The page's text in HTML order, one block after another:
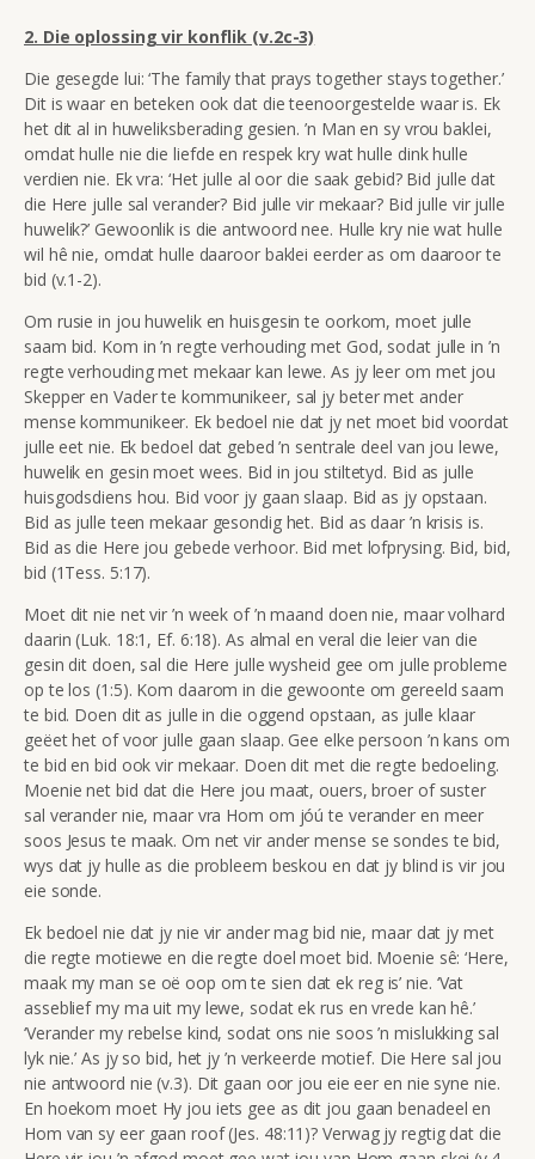
2. Die oplossing vir konflik (v.2c-3)
Die gesegde lui: ‘The family that prays together stays together.’
Dit is waar en beteken ook dat die teenoorgestelde waar is. Ek
het dit al in huweliksberading gesien. ’n Man en sy vrou baklei,
omdat hulle nie die liefde en respek kry wat hulle dink hulle
verdien nie. Ek vra: ‘Het julle al oor die saak gebid? Bid julle dat
die Here julle sal verander? Bid julle vir mekaar? Bid julle vir julle
huwelik?’ Gewoonlik is die antwoord nee. Hulle kry nie wat hulle
wil hê nie, omdat hulle daaroor baklei eerder as om daaroor te
bid (v.1-2).
Om rusie in jou huwelik en huisgesin te oorkom, moet julle
saam bid. Kom in ’n regte verhouding met God, sodat julle in ’n
regte verhouding met mekaar kan lewe. As jy leer om met jou
Skepper en Vader te kommunikeer, sal jy beter met ander
mense kommunikeer. Ek bedoel nie dat jy net moet bid voordat
julle eet nie. Ek bedoel dat gebed ’n sentrale deel van jou lewe,
huwelik en gesin moet wees. Bid in jou stiltetyd. Bid as julle
huisgodsdiens hou. Bid voor jy gaan slaap. Bid as jy opstaan.
Bid as julle teen mekaar gesondig het. Bid as daar ’n krisis is.
Bid as die Here jou gebede verhoor. Bid met lofprysing. Bid, bid,
bid (1Tess. 5:17).
Moet dit nie net vir ’n week of ’n maand doen nie, maar volhard
daarin (Luk. 18:1, Ef. 6:18). As almal en veral die leier van die
gesin dit doen, sal die Here julle wysheid gee om julle probleme
op te los (1:5). Kom daarom in die gewoonte om gereeld saam
te bid. Doen dit as julle in die oggend opstaan, as julle klaar
geëet het of voor julle gaan slaap. Gee elke persoon ’n kans om
te bid en bid ook vir mekaar. Doen dit met die regte bedoeling.
Moenie net bid dat die Here jou maat, ouers, broer of suster
sal verander nie, maar vra Hom om jóú te verander en meer
soos Jesus te maak. Om net vir ander mense se sondes te bid,
wys dat jy hulle as die probleem beskou en dat jy blind is vir jou
eie sonde.
Ek bedoel nie dat jy nie vir ander mag bid nie, maar dat jy met
die regte motiewe en die regte doel moet bid. Moenie sê: ‘Here,
maak my man se oë oop om te sien dat ek reg is’ nie. ‘Vat
asseblief my ma uit my lewe, sodat ek rus en vrede kan hê.’
‘Verander my rebelse kind, sodat ons nie soos ’n mislukking sal
lyk nie.’ As jy so bid, het jy ’n verkeerde motief. Die Here sal jou
nie antwoord nie (v.3). Dit gaan oor jou eie eer en nie syne nie.
En hoekom moet Hy jou iets gee as dit jou gaan benadeel en
Hom van sy eer gaan roof (Jes. 48:11)? Verwag jy regtig dat die